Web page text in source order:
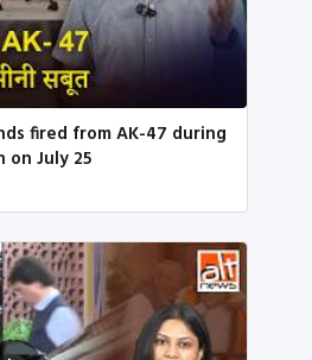
fired from AK-47 during
July 25